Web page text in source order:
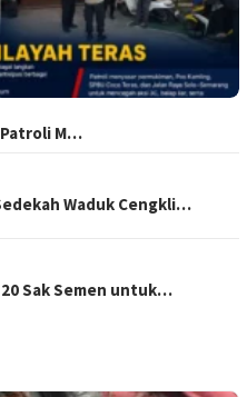
Patroli M…
Waduk Cengkli…
Sak Semen untuk…